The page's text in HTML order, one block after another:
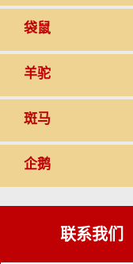
袋鼠
羊驼
斑马
企鹅
联系我们